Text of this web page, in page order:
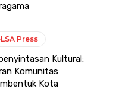
Press
Kultural:
Komunitas
Kota